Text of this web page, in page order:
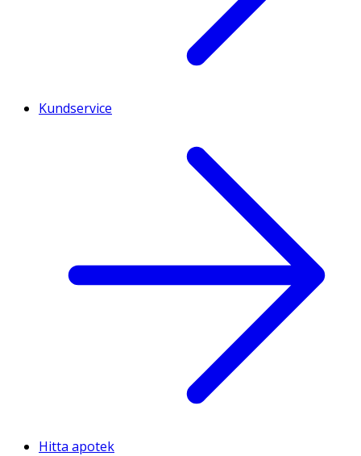
Kundservice
Hitta apotek